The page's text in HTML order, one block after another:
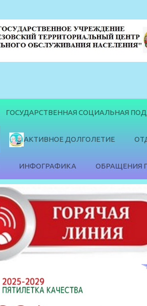
ГОСУДАРСТВЕННАЯ СОЦИАЛЬНАЯ
АКТИВНОЕ ДОЛГОЛЕТИЕ
ИНФОГРАФИКА ОБРАЩЕНИЯ